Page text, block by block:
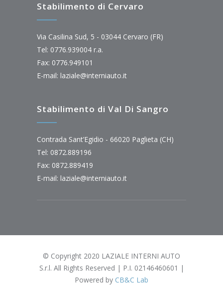
Stabilimento di Cervaro
Via Casilina Sud, 5 - 03044 Cervaro (FR)
Tel: 0776.939004 r.a.
Fax: 0776.949101
E-mail: laziale@interniauto.it
Stabilimento di Val Di Sangro
Contrada Sant’Egidio - 66020 Paglieta (CH)
Tel: 0872.889196
Fax: 0872.889419
E-mail: laziale@interniauto.it
© Copyright 2020 LAZIALE INTERNI AUTO
S.r.l. All Rights Reserved | P.I. 02146460601 |
Powered by CB&C Lab